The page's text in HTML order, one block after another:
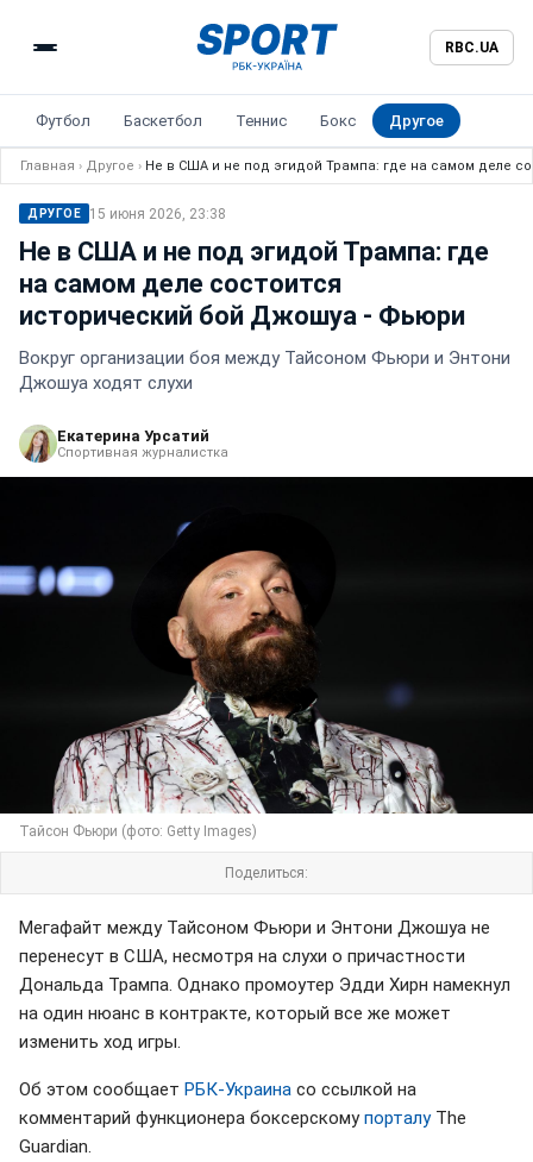
RBC.UA
Футбол Баскетбол Теннис Бокс Другое
Главная › Другое › Не в США и не под эгидой Трампа: где на самом деле
ДРУГОЕ 15 июня 2026, 23:38
Не в США и не под эгидой Трампа: где
на самом деле состоится
исторический бой Джошуа - Фьюри
Вокруг организации боя между Тайсоном Фьюри и Энтони
Джошуа ходят слухи
Екатерина Урсатий
Спортивная журналистка
Тайсон Фьюри (фото: Getty Images)
Поделиться:
Мегафайт между Тайсоном Фьюри и Энтони Джошуа не
перенесут в США, несмотря на слухи о причастности
Дональда Трампа. Однако промоутер Эдди Хирн намекнул
на один нюанс в контракте, который все же может
изменить ход игры.
Об этом сообщает РБК-Украина со ссылкой на
комментарий функционера боксерскомупорталуThe
Guardian.